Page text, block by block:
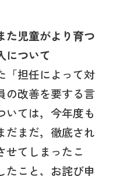
た児童がより育つ
について
「担任によって対
の改善を要する言
いては，今年度も
だまだ，徹底され
せてしまったこ
たこと，お詫び申